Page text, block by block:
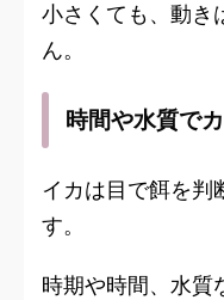
小さくても、動き
ん。
時間や水質で
イカは目で餌を判
す。
時期や時間、水質